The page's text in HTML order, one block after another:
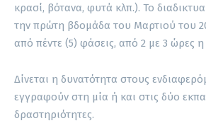
κρασί, βότανα, φυτά κλπ.). Το
την πρώτη βδομάδα του Μαρτιού του
από πέντε (5) φάσεις, από 2 με 3 ώρες η
Δίνεται η δυνατότητα στους
εγγραφούν στη μία ή και στις δύο
δραστηριότητες.